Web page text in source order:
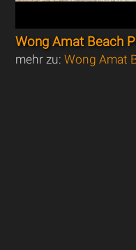
Wong Amat Beach
mehr zu:Wong Amat